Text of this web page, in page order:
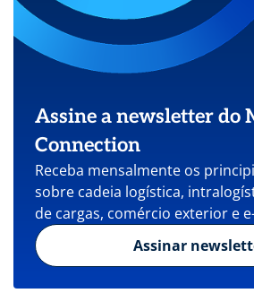
Assine a newsletter do
Connection
Receba mensalmente os
sobre cadeia logística,
de cargas, comércio exterior e
Assinar